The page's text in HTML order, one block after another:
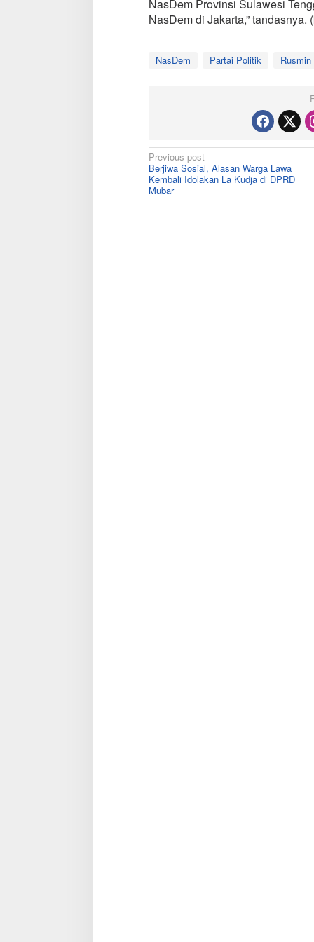
NasDem Provinsi Sulawesi
NasDem di Jakarta,” tandasnya.
NasDem Partai Politik
Post
navigation
Previous post
Berjiwa Sosial, Alasan Warga Lawa
Kembali Idolakan La Kudja di DPRD
Mubar